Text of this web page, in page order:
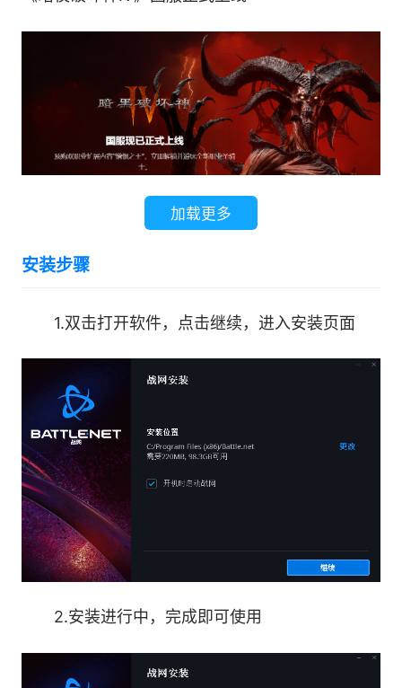
2、与好友保持联系
加载更多
安装步骤
1.双击打开软件，点击继续，进入安装页面
2.安装进行中，完成即可使用